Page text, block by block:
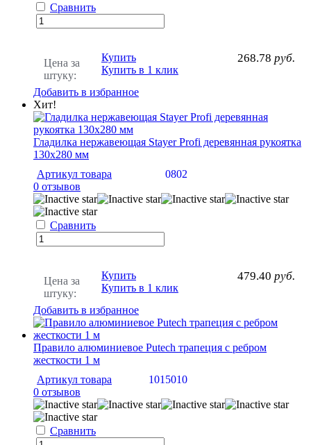
Сравнить
Цена за
штуку:
268.78 руб.
Купить
Купить в 1 клик
Добавить в избранное
Хит!
Гладилка нержавеющая Stayer Profi деревянная рукоятка
130х280 мм
Артикул товара
0802
0 отзывов
Сравнить
Цена за
штуку:
479.40 руб.
Купить
Купить в 1 клик
Добавить в избранное
Правило алюминиевое Putech трапеция с ребром
жесткости 1 м
Артикул товара
1015010
0 отзывов
Сравнить